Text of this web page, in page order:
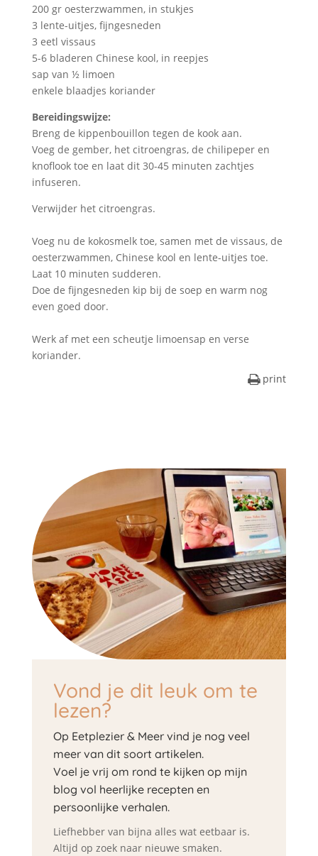
200 gr oesterzwammen, in stukjes
3 lente-uitjes, fijngesneden
3 eetl vissaus
5-6 bladeren Chinese kool, in reepjes
sap van ½ limoen
enkele blaadjes koriander
Bereidingswijze:
Breng de kippenbouillon tegen de kook aan.
Voeg de gember, het citroengras, de chilipeper en
knoflook toe en laat dit 30-45 minuten zachtjes
infuseren.
Verwijder het citroengras.
Voeg nu de kokosmelk toe, samen met de vissaus, de
oesterzwammen, Chinese kool en lente-uitjes toe.
Laat 10 minuten sudderen.
Doe de fijngesneden kip bij de soep en warm nog
even goed door.
Werk af met een scheutje limoensap en verse
koriander.
print
Vond je dit leuk om te
lezen?
Op Eetplezier & Meer vind je nog veel
meer van dit soort artikelen.
Voel je vrij om rond te kijken op mijn
blog vol heerlijke recepten en
persoonlijke verhalen.
Liefhebber van bijna alles wat eetbaar is.
Altijd op zoek naar nieuwe smaken.